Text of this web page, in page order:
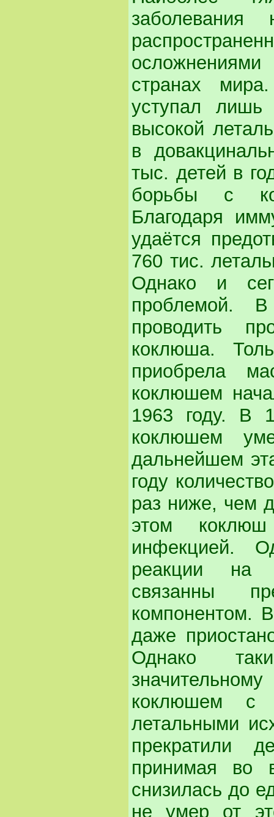
странах
уступал
высокой
в
тыс. детей в
борьбы с
Благодаря
удаётся
760 тис.
Однако и
проблемой.
проводить
коклюша.
приобрела
коклюшем
1963 году. В
коклюшем
дальнейшем
году
раз ниже, чем
этом
инфекцией.
реакции на
связанны
компонентом.
даже
Однако
коклюшем с
летальными
прекратили
принимая во
снизилась до
не умер от